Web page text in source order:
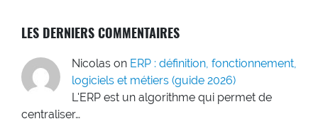
LES DERNIERS COMMENTAIRES
Nicolas on ERP : définition, fonctionnement,
logiciels et métiers (guide 2026)
L'ERP est un algorithme qui permet de
centraliser…